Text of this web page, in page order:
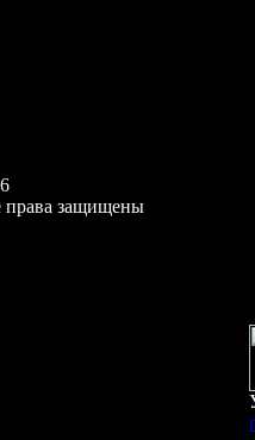
права защищены